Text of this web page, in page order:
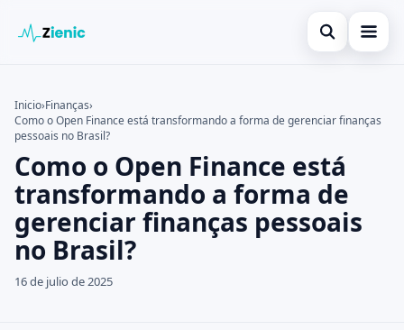
Abrir búsqueda
Finanças
Investimento
Cartões de Crédito
Legal
Buscar en el sitio
Buscar:
Pulsa Enter para buscar o ESC para cerrar.
Inicio›Finanças›
Como o Open Finance está transformando a forma de gerenciar finanças
pessoais no Brasil?
Como o Open Finance está
transformando a forma de
gerenciar finanças pessoais
no Brasil?
16 de julio de 2025